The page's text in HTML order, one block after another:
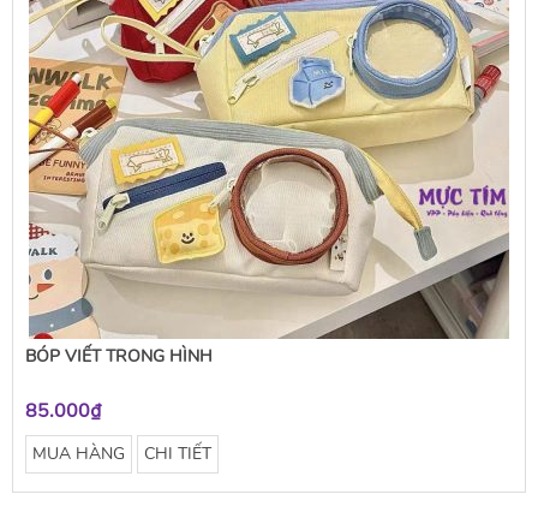
BÓP VIẾT TRONG HÌNH
85.000₫
MUA HÀNG CHI TIẾT